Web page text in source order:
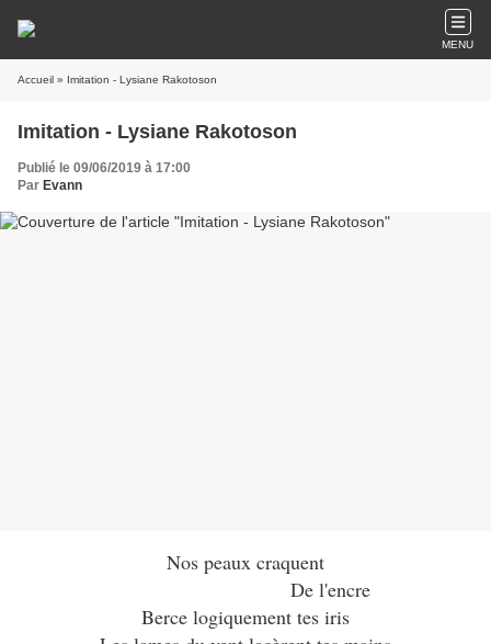
MENU
Accueil » Imitation - Lysiane Rakotoson
Imitation - Lysiane Rakotoson
Publié le 09/06/2019 à 17:00
Par Evann
Nos peaux craquent
De l'encre
Berce logiquement tes iris